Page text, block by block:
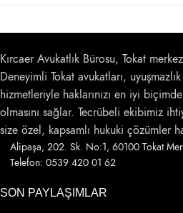
Kırcaer Avukatlık Bürosu, Tokat
Deneyimli Tokat avukatları,
hizmetleriyle haklarınızı en iyi
olmasını sağlar. Tecrübeli ekibimiz
size özel, kapsamlı hukuki çözümler
Alipaşa, 202. Sk. No:1, 60100 Tokat
Telefon: 0539 420 01 62
SON PAYLAŞIMLAR